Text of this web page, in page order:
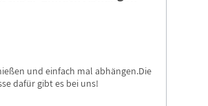
und einfach mal abhängen.Die
dafür gibt es bei uns!